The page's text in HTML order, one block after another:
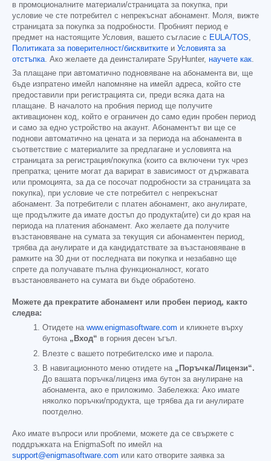
в промоционалните материали/страницата за покупка, при
условие че сте потребител с непрекъснат абонамент. Моля, вижте
страницата за покупка за подробности. Пробният период е
предмет на настоящите Условия, вашето съгласие с EULA/TOS,
Политиката за поверителност/бисквитките и Условията за
отстъпка. Ако желаете да деинсталирате SpyHunter, научете как.
За плащане при автоматично подновяване на абонамента ви, ще
бъде изпратено имейл напомняне на имейл адреса, който сте
предоставили при регистрацията си, преди всяка дата на
плащане. В началото на пробния период ще получите
активационен код, който е ограничен до само един пробен период
и само за едно устройство на акаунт. Абонаментът ви ще се
поднови автоматично на цената и за периода на абонамента в
съответствие с материалите за предлагане и условията на
страницата за регистрация/покупка (които са включени тук чрез
препратка; цените могат да варират в зависимост от държавата
или промоцията, за да се посочат подробности за страницата за
покупка), при условие че сте потребител с непрекъснат
абонамент. За потребители с платен абонамент, ако анулирате,
ще продължите да имате достъп до продукта(ите) си до края на
периода на платения абонамент. Ако желаете да получите
възстановяване на сумата за текущия си абонаментен период,
трябва да анулирате и да кандидатствате за възстановяване в
рамките на 30 дни от последната ви покупка и незабавно ще
спрете да получавате пълна функционалност, когато
възстановяването на сумата ви бъде обработено.
Можете да прекратите абонамент или пробен период, както
следва:
Отидете на www.enigmasoftware.com и кликнете върху
бутона „Вход“ в горния десен ъгъл.
Влезте с вашето потребителско име и парола.
В навигационното меню отидете на „Поръчка/Лицензи“.
До вашата поръчка/лиценз има бутон за анулиране на
абонамента, ако е приложимо. Забележка: Ако имате
няколко поръчки/продукта, ще трябва да ги анулирате
поотделно.
Ако имате въпроси или проблеми, можете да се свържете с
поддръжката на EnigmaSoft по имейл на
support@enigmasoftware.com или като отворите заявка за